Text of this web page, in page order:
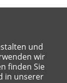
und
wir
finden Sie
in unserer